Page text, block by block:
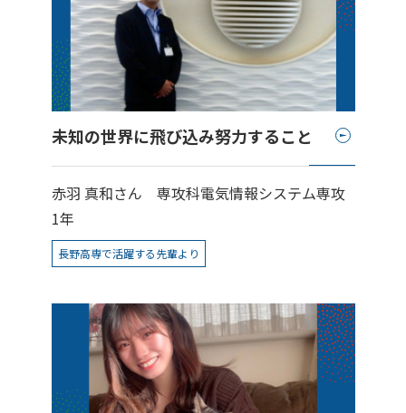
未知の世界に飛び込み努力すること
赤羽 真和さん 専攻科電気情報システム専攻
1年
長野高専で活躍する先輩より